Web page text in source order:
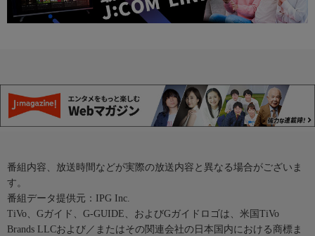
番組内容、放送時間などが実際の放送内容と異なる場合がございま
す。
番組データ提供元：IPG Inc.
TiVo、Gガイド、G-GUIDE、およびGガイドロゴは、米国TiVo
Brands LLCおよび／またはその関連会社の日本国内における商標ま